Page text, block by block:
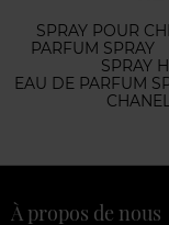
SPRAY POUR
PARFUM SPRAY
SPRAY
EAU DE PARFUM
À propos de nous